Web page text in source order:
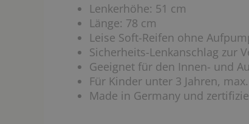
Lenkerhöhe: 51 cm
Länge: 78 cm
Leise Soft-Reifen ohne
Sicherheits-Lenkanschlag zur
Geeignet für den Innen- und
Für Kinder unter 3 Jahren,
Made in Germany und